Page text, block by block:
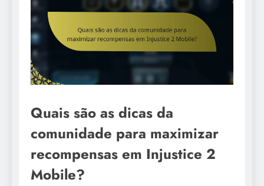
Quais são as dicas da
comunidade para maximizar
recompensas em Injustice 2
Mobile?